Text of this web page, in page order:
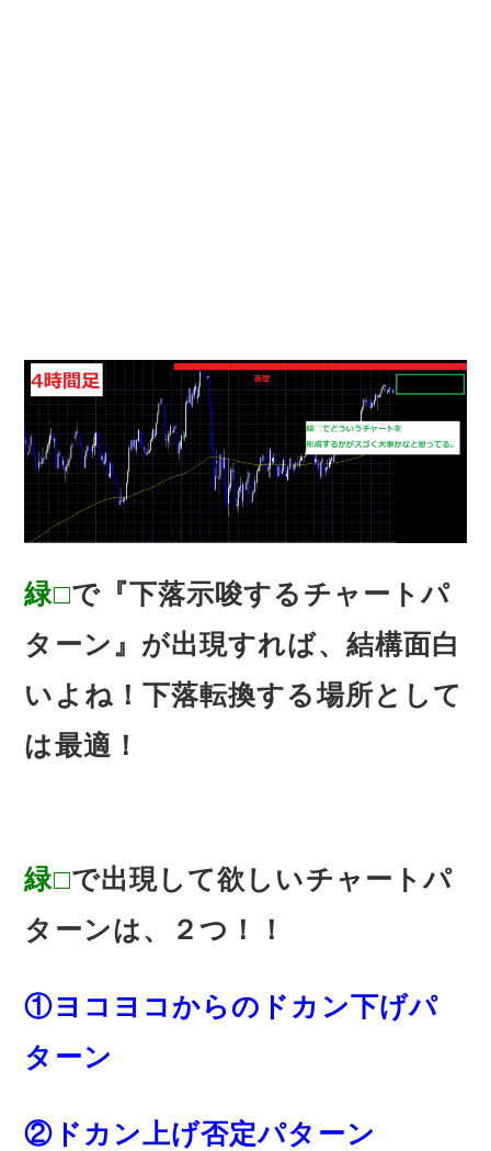
緑□で『下落示唆するチャートパ
ターン』が出現すれば、結構面白
いよね！下落転換する場所として
は最適！
緑□で出現して欲しいチャートパ
ターンは、２つ！！
①ヨコヨコからのドカン下げパ
ターン
②ドカン上げ否定パターン